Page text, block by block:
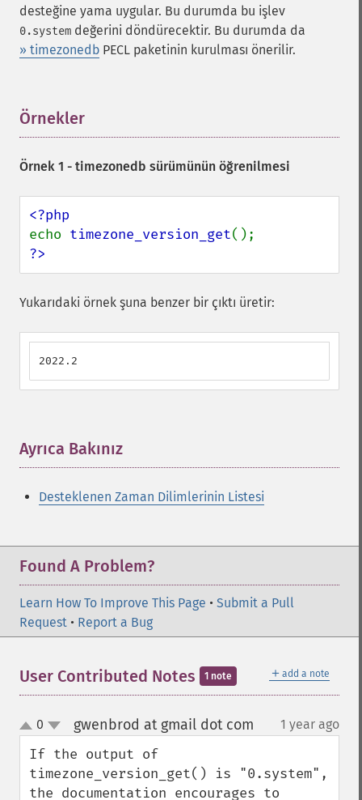
desteğine yama uygular. Bu durumda bu işlev
0.system değerini döndürecektir. Bu durumda da
» timezonedb PECL paketinin kurulması önerilir.
Örnekler
Örnek 1 - timezonedb sürümünün öğrenilmesi
echo timezone_version_get
?>
Yukarıdaki örnek şuna benzer bir çıktı üretir:
2022.2
Ayrıca Bakınız
Desteklenen Zaman Dilimlerinin Listesi
Found A Problem?
Learn How To Improve This Page • Submit a Pull
Request • Report a Bug
＋ add a note
User Contributed Notes 1 note
up
down
0 gwenbrod at gmail dot com 1 year ago
If the output of
timezone_version_get() is "0.system",
the documentation encourages to